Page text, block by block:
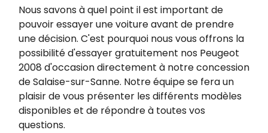
Nous savons à quel point il est important de
pouvoir essayer une voiture avant de prendre
une décision. C'est pourquoi nous vous offrons la
possibilité d'essayer gratuitement nos Peugeot
2008 d'occasion directement à notre concession
de Salaise-sur-Sanne. Notre équipe se fera un
plaisir de vous présenter les différents modèles
disponibles et de répondre à toutes vos
questions.